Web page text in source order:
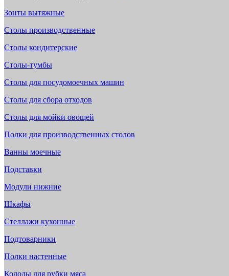
Зонты вытяжные
Столы производственные
Столы кондитерские
Столы-тумбы
Столы для посудомоечных машин
Столы для сбора отходов
Столы для мойки овощей
Полки для производственных столов
Ванны моечные
Подставки
Модули нижние
Шкафы
Стеллажи кухонные
Подтоварники
Полки настенные
Колоды для рубки мяса